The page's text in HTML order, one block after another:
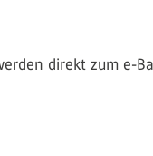
direkt zum e-